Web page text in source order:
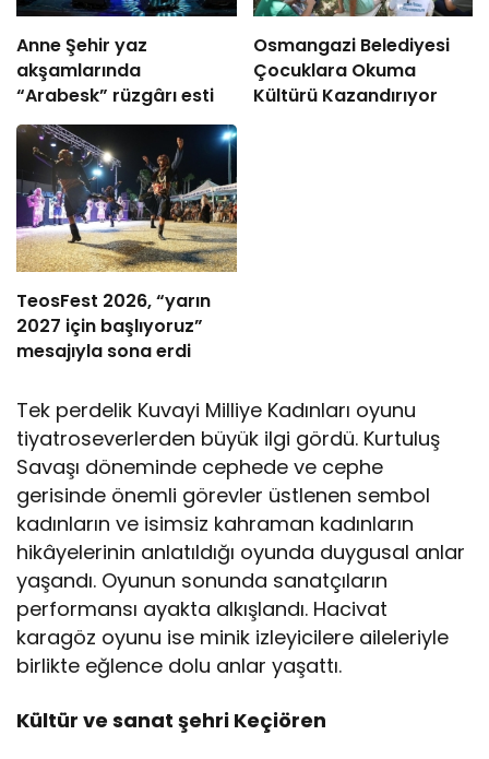
Anne Şehir yaz
akşamlarında
“Arabesk” rüzgârı esti
Osmangazi Belediyesi
Çocuklara Okuma
Kültürü Kazandırıyor
TeosFest 2026, “yarın
2027 için başlıyoruz”
mesajıyla sona erdi
Tek perdelik Kuvayi Milliye Kadınları oyunu
tiyatroseverlerden büyük ilgi gördü. Kurtuluş
Savaşı döneminde cephede ve cephe
gerisinde önemli görevler üstlenen sembol
kadınların ve isimsiz kahraman kadınların
hikâyelerinin anlatıldığı oyunda duygusal anlar
yaşandı. Oyunun sonunda sanatçıların
performansı ayakta alkışlandı. Hacivat
karagöz oyunu ise minik izleyicilere aileleriyle
birlikte eğlence dolu anlar yaşattı.
Kültür ve sanat şehri Keçiören